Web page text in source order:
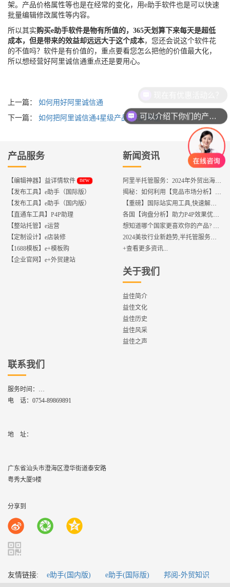
架。产品价格属性等也是在经常的变化，用e助手软件也是可以快速
批量编辑修改属性等内容。
所以其实购买e助手软件是物有所值的，365天划算下来每天是超低
成本，但是带来的效益却远远大于这个成本，您还会说这个软件花
的不值吗？软件是有价值的，重点要看您怎么把他的价值最大化，
所以想经营好阿里诚信通重点还是要用心。
上一篇： 如何用好阿里诚信通
下一篇： 如何把阿里诚信通4星级产品变成5颗星
产品服务
【编辑神器】益详情软件 new
【发布工具】e助手（国际版）
【发布工具】e助手（国内版）
【直通车工具】P4P助理
【整站托管】e运营
【定制设计】e店装修
【1688模板】e+模板购
【企业官网】e+外贸建站
新闻资讯
阿里半托管服务：2024年外贸出海热潮的主旋律
揭秘：如何利用【竞品市场分析】优化店铺流量？
【重磅】国际站实用工具,快速解决运营中的5大琐事，一键提升运营效率!
各国【询盘分析】助力P4P效果优化,提升ROI!
想知道哪个国家更喜欢你的产品? 来这找到答案!
2024美妆行业新趋势,半托管服务抢占流量红利
+查看更多资讯...
关于我们
益佳简介
益佳文化
益佳历史
益佳风采
益佳之声
联系我们
服务时间：
周一到周六,8：30 - 17：30
电 话： 0754-89869891
地    址：
广东省汕头市澄海区澄华街道泰安路
粤秀大厦9楼
分享到
友情链接: e助手(国内版) e助手(国际版) 邦阅-外贸知识